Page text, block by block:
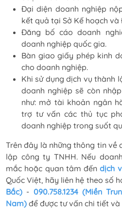
Đại diện doanh nghiệp
kết quả tại Sở Kế hoạch và
Đăng bố cáo doanh
doanh nghiệp quốc gia.
Bàn giao giấy phép kinh
cho doanh nghiệp.
Khi sử dụng dịch vụ thành
doanh nghiệp sẽ còn
như: mở tài khoản ngân
trợ tư vấn các thủ tục
doanh nghiệp trong suốt
Trên đây là những thông tin về
lập công ty TNHH. Nếu
mắc hoặc quan tâm đếndịch
Quốc Việt, hãy liên hệ theo số
Bắc) - 090.758.1234 (Miền
Nam) để được tư vấn chi tiết và